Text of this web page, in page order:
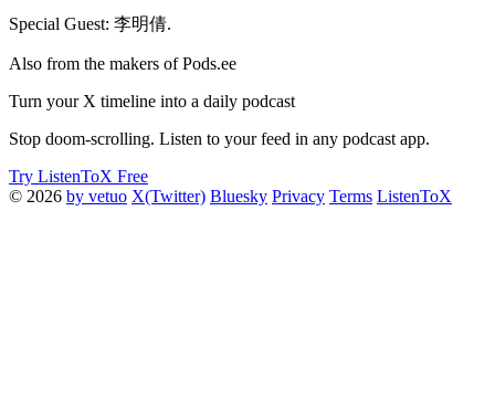
Special Guest: 李明倩.
Also from the makers of Pods.ee
Turn your X timeline into a daily podcast
Stop doom-scrolling. Listen to your feed in any podcast app.
Try ListenToX Free
© 2026 by vetuo X(Twitter) Bluesky Privacy Terms ListenToX